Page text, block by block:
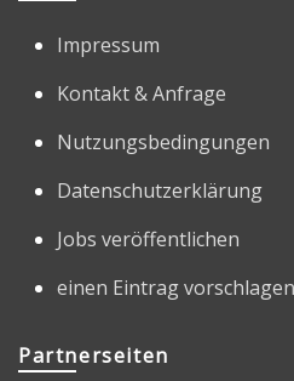
Impressum
Kontakt & Anfrage
Nutzungsbedingungen
Datenschutzerklärung
Jobs veröffentlichen
einen Eintrag vorschlagen
Partnerseiten